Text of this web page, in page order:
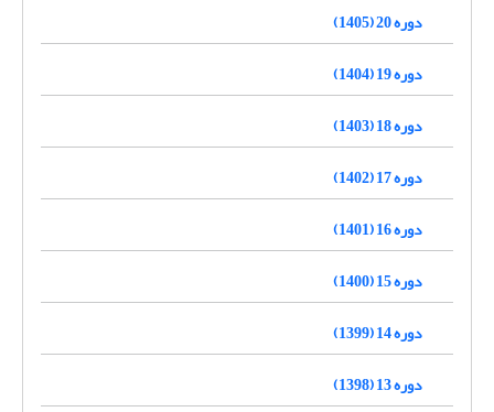
دوره 20 (1405)
دوره 19 (1404)
دوره 18 (1403)
دوره 17 (1402)
دوره 16 (1401)
دوره 15 (1400)
دوره 14 (1399)
دوره 13 (1398)